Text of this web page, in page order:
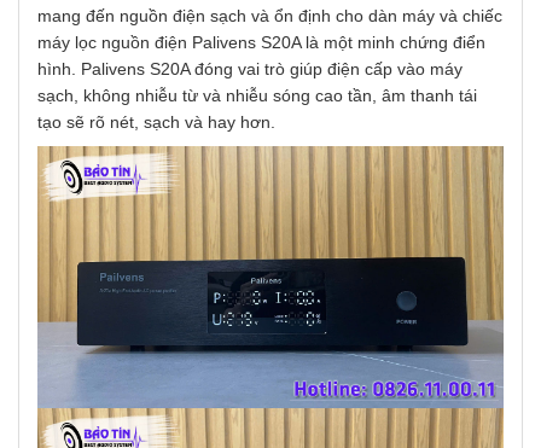
mang đến nguồn điện sạch và ổn định cho dàn máy và chiếc
máy lọc nguồn điện Palivens S20A là một minh chứng điển
hình. Palivens S20A đóng vai trò giúp điện cấp vào máy
sạch, không nhiễu từ và nhiễu sóng cao tần, âm thanh tái
tạo sẽ rõ nét, sạch và hay hơn.